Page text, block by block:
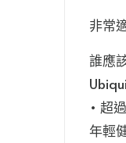
非常
誰應
• 超
年輕